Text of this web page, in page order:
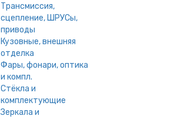
Трансмиссия,
сцепление, ШРУСы,
приводы
Кузовные, внешняя
отделка
Фары, фонари, оптика
и компл.
Стёкла и
комплектующие
Зеркала и